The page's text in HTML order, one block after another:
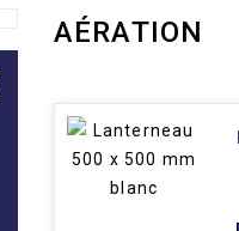
AÉRATION